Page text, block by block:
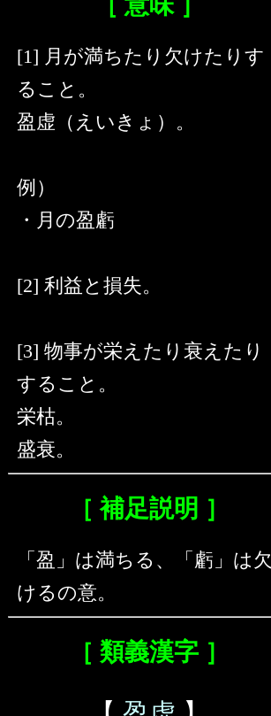
[1] 月が満ちたり欠けたりす
ること。
盈虚（えいきょ）。
例）
・月の盈虧
[2] 利益と損失。
[3] 物事が栄えたり衰えたり
すること。
栄枯。
盛衰。
［ 補足説明 ］
「盈」は満ちる、「虧」は欠
けるの意。
［ 類義漢字 ］